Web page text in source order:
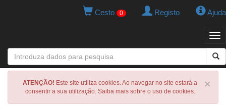
Cesto 0 Registo Ajuda
×
ATENÇÃO! Este site utiliza cookies. Ao navegar no site estará a
consentir a sua utilização. Saiba mais sobre o uso de cookies.